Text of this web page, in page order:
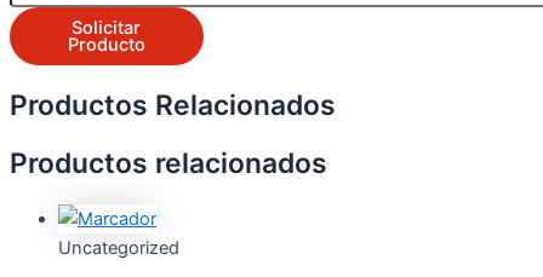
Solicitar
Producto
Productos Relacionados
Productos relacionados
Uncategorized